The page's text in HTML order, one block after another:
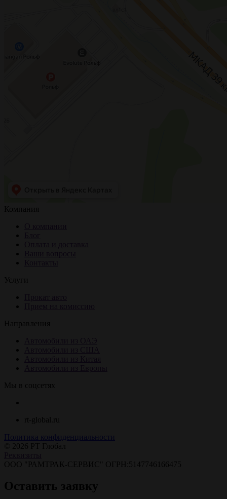
Компания
Услуги
Направления
Мы в соцсетях
rt-global.ru
Политика конфиденциальности
© 2026 РТ Глобал
ООО "РАМТРАК-СЕРВИС" ОГРН:5147746166475
Оставить заявку